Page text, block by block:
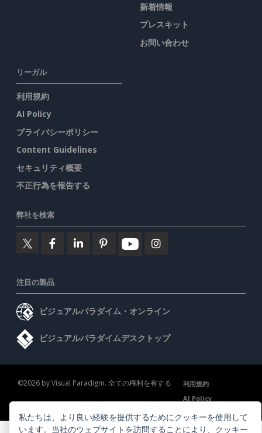
新着情報
プレスキット
お問い合わせ
リーガル
利用規約
AI Policy
プライバシーポリシー
Content Guidelines
セキュリティ概要
不正行為を報告する
弊社を検索
注目の製品
ビジュアルパラダイム・オンライン
ビジュアルパラダイムデスクトップ
©2026 by Visual Paradigm. 全ての権利を有する
利用規約
AI Policy
プライバシーポリシー
Content Guidelines セキュリティ概要
私たちは、より良い経験を提供するためにクッキーを使用して
います。当社のウェブサイトを訪問することにより、 クッキー